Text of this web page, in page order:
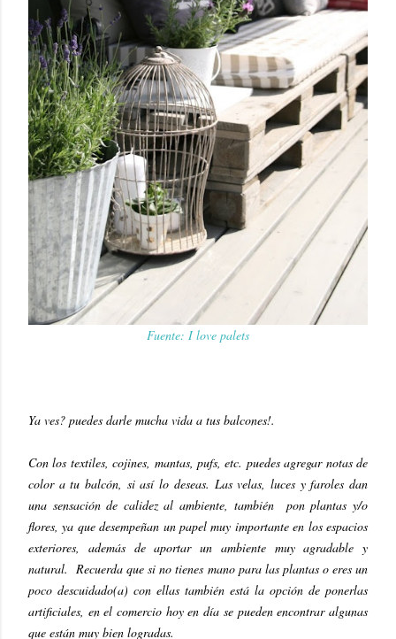
Fuente: I love palets
Ya ves? puedes darle mucha vida a tus balcones!.
Con los textiles, cojines, mantas, pufs, etc. puedes agregar notas de
color a tu balcón, si así lo deseas. Las velas, luces y faroles dan
una sensación de calidez al ambiente, también pon plantas y/o
flores, ya que desempeñan un papel muy importante en los espacios
exteriores, además de aportar un ambiente muy agradable y
natural. Recuerda que si no tienes mano para las plantas o eres un
poco descuidado(a) con ellas también está la opción de ponerlas
artificiales, en el comercio hoy en día se pueden encontrar algunas
que están muy bien logradas.